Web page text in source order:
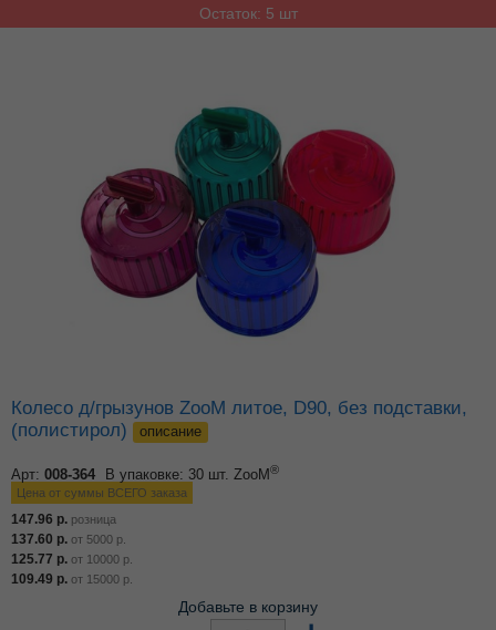
Остаток: 5 шт
Колесо д/грызунов ZooM литое, D90, без подставки,
(полистирол)
описание
Арт: 008-364 В упаковке: 30 шт. ZooM®
Цена от суммы ВСЕГО заказа
147.96 р. розница
137.60 р. от 5000 р.
125.77 р. от 10000 р.
109.49 р. от 15000 р.
Добавьте в корзину